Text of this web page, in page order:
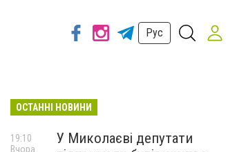
Рус
ОСТАННІ НОВИНИ
У Миколаєві депутати
19:10
Вчора